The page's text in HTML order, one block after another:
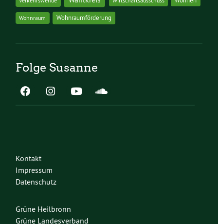
Wohnraum Wohnraumförderung
Folge Susanne
Kontakt
Impressum
Datenschutz
Grüne Heilbronn
Grüne Landesverband